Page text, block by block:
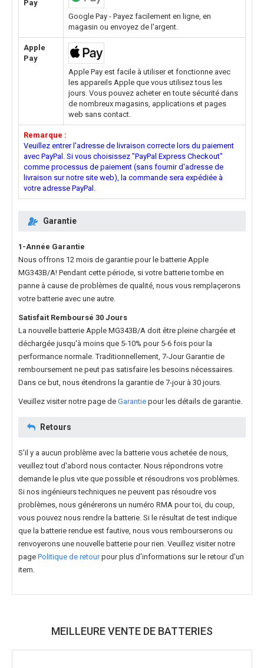
Pay
Google Pay - Payez facilement en ligne, en
magasin ou envoyez de l'argent.
Apple
Pay
Apple Pay est facile à utiliser et fonctionne avec
les appareils Apple que vous utilisez tous les
jours. Vous pouvez acheter en toute sécurité dans
de nombreux magasins, applications et pages
web sans contact.
Remarque :
Veuillez entrer l'adresse de livraison correcte lors du paiement
avec PayPal. Si vous choisissez "PayPal Express Checkout"
comme processus de paiement (sans fournir d'adresse de
livraison sur notre site web), la commande sera expédiée à
votre adresse PayPal.
Garantie
1-Année Garantie
Nous offrons 12 mois de garantie pour le batterie Apple
MG343B/A! Pendant cette période, si votre batterie tombe en
panne à cause de problèmes de qualité, nous vous remplaçerons
votre batterie avec une autre.
Satisfait Remboursé 30 Jours
La nouvelle batterie Apple MG343B/A doit être pleine chargée et
déchargée jusqu'à moins que 5-10% pour 5-6 fois pour la
performance normale. Traditionnellement, 7-Jour Garantie de
remboursement ne peut pas satisfaire les besoins nécessaires.
Dans ce but, nous étendrons la garantie de 7-jour à 30 jours.
Veuillez visiter notre page de Garantie pour les détails de garantie.
Retours
S'il y a aucun problème avec la batterie vous achetée de nous,
veuillez tout d'abord nous contacter. Nous répondrons votre
demande le plus vite que possible et résoudrons vos problèmes.
Si nos ingénieurs techniques ne peuvent pas résoudre vos
problèmes, nous générerons un numéro RMA pour toi, du coup,
vous pouvez nous rendre la batterie. Si le résultat de test indique
que la batterie rendue est fautive, nous vous rembourserons ou
renvoyerons une nouvelle batterie pour rien. Veuillez visiter notre
page Politique de retourpour plus d'informations sur le retour d'un
item.
MEILLEURE VENTE DE BATTERIES